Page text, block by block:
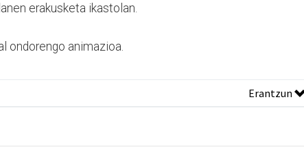
erakusketa ikastolan.
ondorengo animazioa.
Erantzun